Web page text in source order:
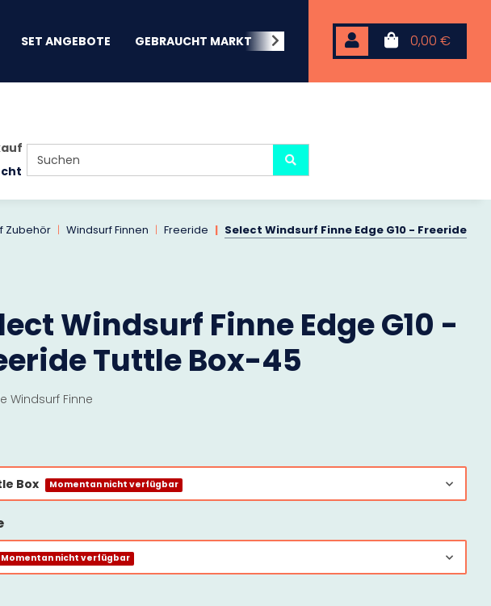
0,00 €
SET ANGEBOTE GEBRAUCHT MARKT BEACHWEAR NEOPREN
Zubehör Windsurf Finnen Freeride Select Windsurf Finne Edge G10 - Freeride
Windsurf Finne Edge G10 -
Tuttle Box-45
Windsurf Finne
Box Momentan nicht verfügbar
Momentan nicht verfügbar